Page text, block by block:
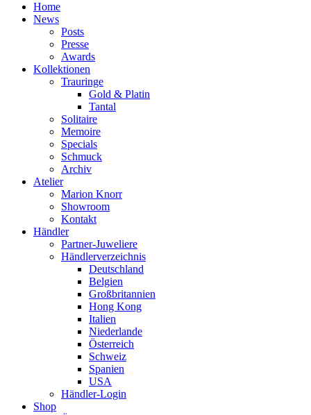
Home
News
Posts
Presse
Awards
Kollektionen
Trauringe
Gold & Platin
Tantal
Solitaire
Memoire
Specials
Schmuck
Archiv
Atelier
Marion Knorr
Showroom
Kontakt
Händler
Partner-Juweliere
Händlerverzeichnis
Deutschland
Belgien
Großbritannien
Hong Kong
Italien
Niederlande
Österreich
Schweiz
Spanien
USA
Händler-Login
Shop